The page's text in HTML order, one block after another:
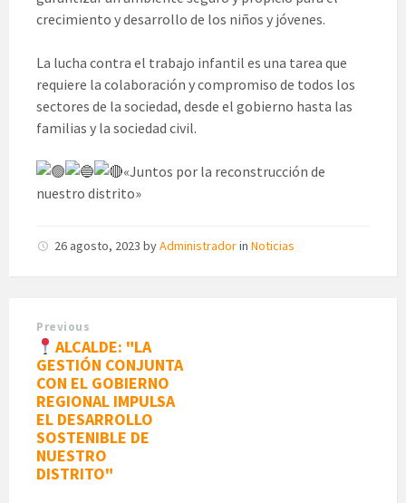
crecimiento y desarrollo de los niños y jóvenes.
La lucha contra el trabajo infantil es una tarea que
requiere la colaboración y compromiso de todos los
sectores de la sociedad, desde el gobierno hasta las
familias y la sociedad civil.
«Juntos por la reconstrucción de
nuestro distrito»
26 agosto, 2023 byAdministradorin Noticias
Previous
ALCALDE: "LA
GESTIÓN CONJUNTA
CON EL GOBIERNO
REGIONAL IMPULSA
EL DESARROLLO
SOSTENIBLE DE
NUESTRO
DISTRITO"